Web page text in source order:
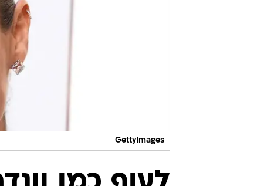
GettyImages